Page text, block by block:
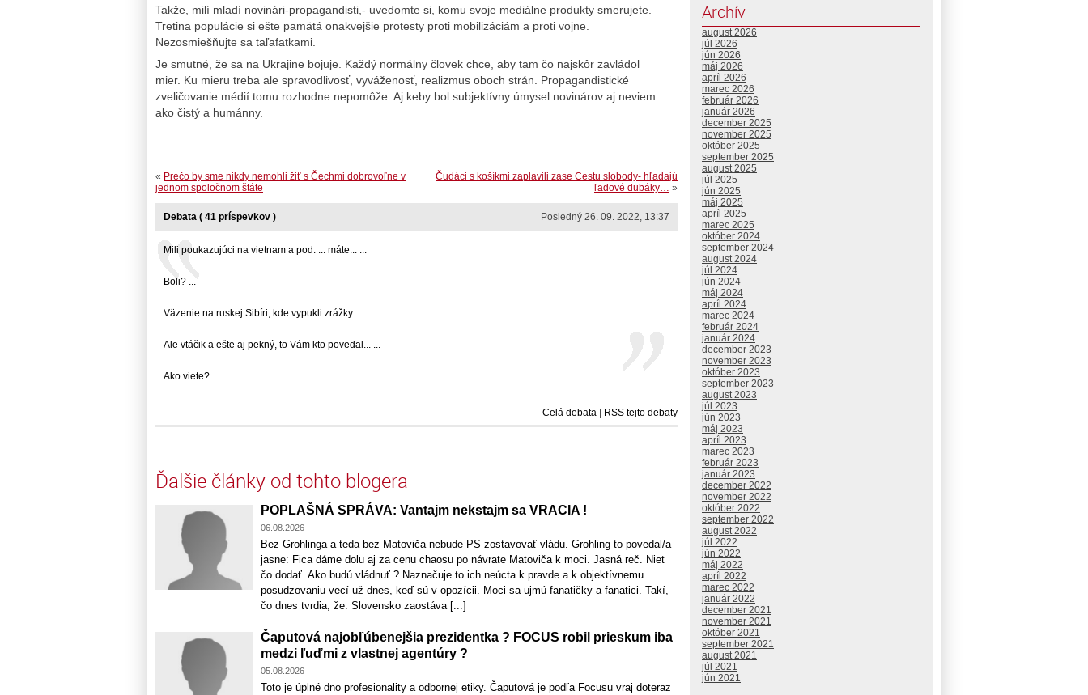
Takže, milí mladí novinári-propagandisti,- uvedomte si, komu svoje mediálne produkty smerujete.
Tretina populácie si ešte pamätá onakvejšie protesty proti mobilizáciám a proti vojne.
Nezosmiešňujte sa taľafatkami.
Je smutné, že sa na Ukrajine bojuje. Každý normálny človek chce, aby tam čo najskôr zavládol
mier. Ku mieru treba ale spravodlivosť, vyváženosť, realizmus oboch strán. Propagandistické
zveličovanie médií tomu rozhodne nepomôže. Aj keby bol subjektívny úmysel novinárov aj neviem
ako čistý a humánny.
Čudáci s košíkmi zaplavili zase Cestu slobody- hľadajú
ľadové dubáky… »
« Prečo by sme nikdy nemohli žiť s Čechmi dobrovoľne v
jednom spoločnom štáte
Posledný 26. 09. 2022, 13:37
Debata ( 41 príspevkov )
Mili poukazujúci na vietnam a pod. ... máte... ...
Boli? ...
Väzenie na ruskej Sibíri, kde vypukli zrážky... ...
Ale vtáčik a ešte aj pekný, to Vám kto povedal... ...
Ako viete? ...
Celá debata RSS tejto debaty
Ďalšie články od tohto blogera
POPLAŠNÁ SPRÁVA: Vantajm nekstajm sa VRACIA !
06.08.2026
Bez Grohlinga a teda bez Matoviča nebude PS zostavovať vládu. Grohling to povedal/a
jasne: Fica dáme dolu aj za cenu chaosu po návrate Matoviča k moci. Jasná reč. Niet
čo dodať. Ako budú vládnuť ? Naznačuje to ich neúcta k pravde a k objektívnemu
posudzovaniu vecí už dnes, keď sú v opozícii. Moci sa ujmú fanatičky a fanatici. Takí,
čo dnes tvrdia, že: Slovensko zaostáva [...]
Čaputová najobľúbenejšia prezidentka ? FOCUS robil prieskum iba
medzi ľuďmi z vlastnej agentúry ?
05.08.2026
Toto je úplné dno profesionality a odbornej etiky. Čaputová je podľa Focusu vraj doteraz
Archív
august 2026
júl 2026
jún 2026
máj 2026
apríl 2026
marec 2026
február 2026
január 2026
december 2025
november 2025
október 2025
september 2025
august 2025
júl 2025
jún 2025
máj 2025
apríl 2025
marec 2025
október 2024
september 2024
august 2024
júl 2024
jún 2024
máj 2024
apríl 2024
marec 2024
február 2024
január 2024
december 2023
november 2023
október 2023
september 2023
august 2023
júl 2023
jún 2023
máj 2023
apríl 2023
marec 2023
február 2023
január 2023
december 2022
november 2022
október 2022
september 2022
august 2022
júl 2022
jún 2022
máj 2022
apríl 2022
marec 2022
január 2022
december 2021
november 2021
október 2021
september 2021
august 2021
júl 2021
jún 2021